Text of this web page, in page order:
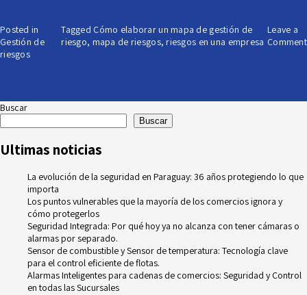
Posted in
Gestión de
riesgos
Tagged Cómo elaborar un mapa de gestión de
riesgo, mapa de riesgos,riesgos en una empresa
Leave a
Comment
Buscar
Buscar
Ultimas noticias
La evolución de la seguridad en Paraguay: 36 años protegiendo lo que
importa
Los puntos vulnerables que la mayoría de los comercios ignora y
cómo protegerlos
Seguridad Integrada: Por qué hoy ya no alcanza con tener cámaras o
alarmas por separado.
Sensor de combustible y Sensor de temperatura: Tecnología clave
para el control eficiente de flotas.
Alarmas Inteligentes para cadenas de comercios: Seguridad y Control
en todas las Sucursales